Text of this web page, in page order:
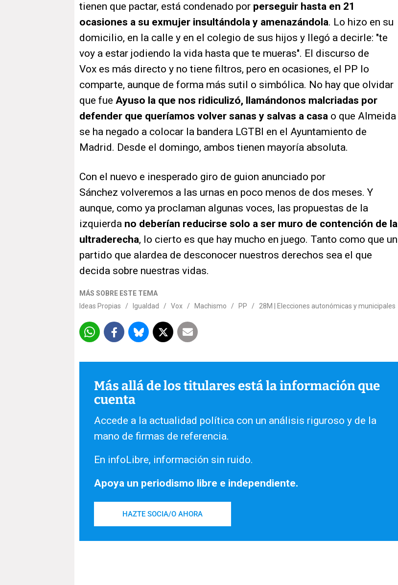
tienen que pactar, está condenado por perseguir hasta en 21
ocasiones a su exmujer insultándola y amenazándola. Lo hizo en su
domicilio, en la calle y en el colegio de sus hijos y llegó a decirle: "te
voy a estar jodiendo la vida hasta que te mueras". El discurso de
Vox es más directo y no tiene filtros, pero en ocasiones, el PP lo
comparte, aunque de forma más sutil o simbólica. No hay que olvidar
que fue Ayuso la que nos ridiculizó, llamándonos malcriadas por
defender que queríamos volver sanas y salvas a casa o que Almeida
se ha negado a colocar la bandera LGTBI en el Ayuntamiento de
Madrid. Desde el domingo, ambos tienen mayoría absoluta.
Con el nuevo e inesperado giro de guion anunciado por
Sánchez volveremos a las urnas en poco menos de dos meses. Y
aunque, como ya proclaman algunas voces, las propuestas de la
izquierda no deberían reducirse solo a ser muro de contención de la
ultraderecha, lo cierto es que hay mucho en juego. Tanto como que un
partido que alardea de desconocer nuestros derechos sea el que
decida sobre nuestras vidas.
MÁS SOBRE ESTE TEMA
Ideas Propias
/ Igualdad / Vox / Machismo / PP / 28M | Elecciones autonómicas y municipales
Más allá de los titulares está la información que
cuenta
Accede a la actualidad política con un análisis riguroso y de la
mano de firmas de referencia.
En infoLibre, información sin ruido.
Apoya un periodismo libre e independiente.
HAZTE SOCIA/O AHORA